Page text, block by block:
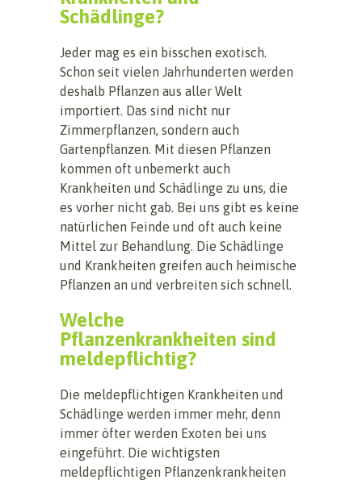
Schädlinge?
Jeder mag es ein bisschen exotisch.
Schon seit vielen Jahrhunderten werden
deshalb Pflanzen aus aller Welt
importiert. Das sind nicht nur
Zimmerpflanzen, sondern auch
Gartenpflanzen. Mit diesen Pflanzen
kommen oft unbemerkt auch
Krankheiten und Schädlinge zu uns, die
es vorher nicht gab. Bei uns gibt es keine
natürlichen Feinde und oft auch keine
Mittel zur Behandlung. Die Schädlinge
und Krankheiten greifen auch heimische
Pflanzen an und verbreiten sich schnell.
Welche
Pflanzenkrankheiten sind
meldepflichtig?
Die meldepflichtigen Krankheiten und
Schädlinge werden immer mehr, denn
immer öfter werden Exoten bei uns
eingeführt. Die wichtigsten
meldepflichtigen Pflanzenkrankheiten